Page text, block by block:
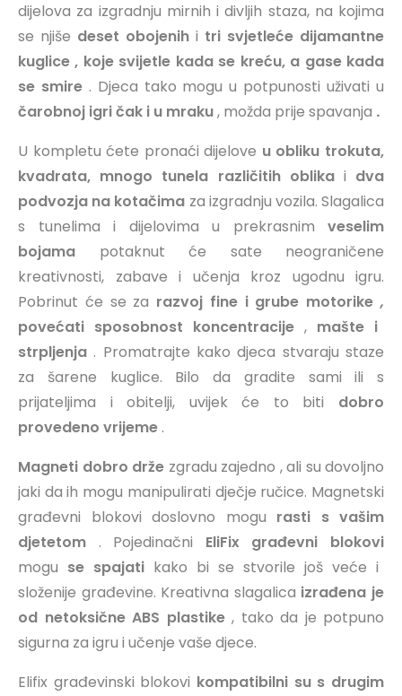
dijelova za izgradnju mirnih i divljih staza, na kojima
se njiše deset obojenih i tri svjetleće dijamantne
kuglice , koje svijetle kada se kreću, a gase kada
se smire. Djeca tako mogu u potpunosti uživati u
čarobnoj igri čak i u mraku, možda prije spavanja .
U kompletu ćete pronaći dijelove u obliku trokuta,
kvadrata, mnogo tunela različitih oblikai dva
podvozja na kotačima za izgradnju vozila. Slagalica
s tunelima i dijelovima u prekrasnim veselim
bojama potaknut će sate neograničene
kreativnosti, zabave i učenja kroz ugodnu igru.
Pobrinut će se za razvoj fine i grube motorike,
povećati sposobnost koncentracije , mašte i
strpljenja . Promatrajte kako djeca stvaraju staze
za šarene kuglice. Bilo da gradite sami ili s
prijateljima i obitelji, uvijek će to biti dobro
provedeno vrijeme .
Magneti dobro drže zgradu zajedno , ali su dovoljno
jaki da ih mogu manipulirati dječje ručice. Magnetski
građevni blokovi doslovno mogu rasti s vašim
djetetom . Pojedinačni EliFix građevni blokovi
mogu se spajati kako bi se stvorile još veće i
složenije građevine. Kreativna slagalica izrađena je
od netoksične ABS plastike, tako da je potpuno
sigurna za igru i učenje vaše djece.
Elifix građevinski blokovi kompatibilni su s drugim